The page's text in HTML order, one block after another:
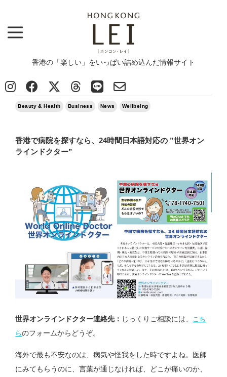
香港の「楽しい」をいっぱい詰め込んだ情報サイト
News > Beauty & Health
>
2018/10/05
Beauty & Health Business News Wellbeing
香港で病院を探すなら、24時間日本語対応の ”世界オン
ラインドクター”
世界オンラインドクター連絡先： じっくりご相談には、 こち
らのフォームからどうぞ。
海外で最も不安なのは、病気や怪我をした時ですよね。医師
にみてもらうのに、言葉が通じなければ、どこが痛いのか、